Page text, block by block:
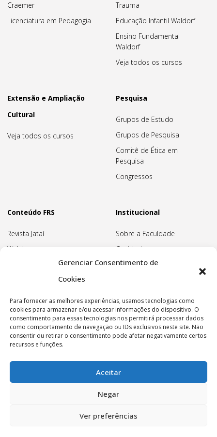
Gerenciar Consentimento de
Cookies
Para fornecer as melhores experiências, usamos tecnologias como
cookies para armazenar e/ou acessar informações do dispositivo. O
consentimento para essas tecnologias nos permitirá processar dados
como comportamento de navegação ou IDs exclusivos neste site. Não
consentir ou retirar o consentimento pode afetar negativamente certos
recursos e funções.
Aceitar
Negar
Ver preferências
Craemer
Licenciatura em Pedagogia
Trauma
Educação Infantil Waldorf
Ensino Fundamental
Waldorf
Veja todos os cursos
Extensão e Ampliação
Cultural
Veja todos os cursos
Pesquisa
Grupos de Estudo
Grupos de Pesquisa
Comitê de Ética em
Pesquisa
Congressos
Conteúdo FRS
Revista Jataí
Webinars
Institucional
Sobre a Faculdade
Ouvidoria
Pedagogia Waldorf
Nossa Sede
Política de privacidade
Associação Pedagógica Rudolf Steiner - CNPJ